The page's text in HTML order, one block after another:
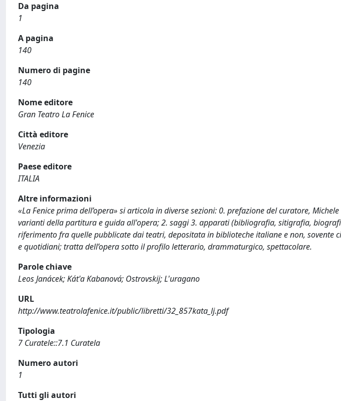
Da pagina
1
A pagina
140
Numero di pagine
140
Nome editore
Gran Teatro La Fenice
Città editore
Venezia
Paese editore
ITALIA
Altre informazioni
«La Fenice prima dell’opera» si articola in diverse sezioni: 0. prefazione del curatore,
varianti della partitura e guida all'opera; 2. saggi 3. apparati (bibliografia, sitigrafia,
riferimento fra quelle pubblicate dai teatri, depositata in biblioteche italiane e non, sovente
e quotidiani; tratta dell’opera sotto il profilo letterario, drammaturgico, spettacolare.
Parole chiave
Leos Janácek; Kát'a Kabanová; Ostrovskij; L'uragano
URL
http://www.teatrolafenice.it/public/libretti/32_857kata_lj.pdf
Tipologia
7 Curatele::7.1 Curatela
Numero autori
1
Tutti gli autori